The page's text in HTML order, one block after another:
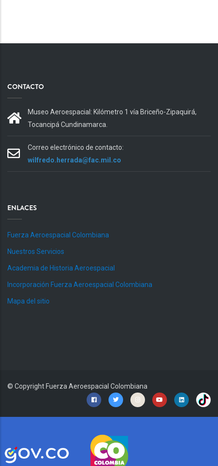
CONTACTO
Museo Aeroespacial: Kilómetro 1 vía Briceño-Zipaquirá,
Tocancipá Cundinamarca.
Correo electrónico de contacto:
wilfredo.herrada@fac.mil.co
ENLACES
Fuerza Aeroespacial Colombiana
Nuestros Servicios
Academia de Historia Aeroespacial
Incorporación Fuerza Aeroespacial Colombiana
Mapa del sitio
© Copyright Fuerza Aeroespacial Colombiana